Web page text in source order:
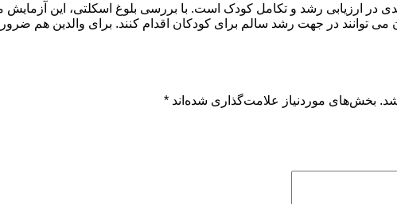
در ارزیابی رشد و تکامل کودک است. با بررسی بلوغ اسکلتی، این
می توانند در جهت رشد سالم برای کودکان اقدام کنند. برای والدین
بخش‌های موردنیاز علامت‌گذاری شده‌اند *